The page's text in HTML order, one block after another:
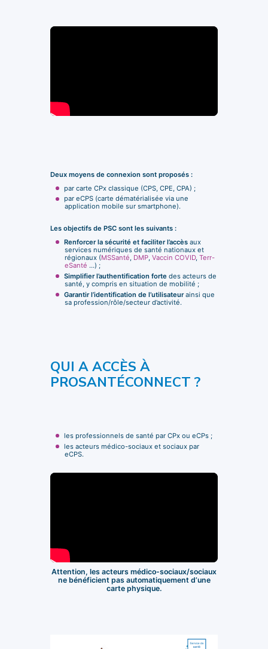
Deux moyens de connexion sont proposés :
par carte CPx classique (CPS, CPE, CPA) ;
par eCPS (carte dématérialisée via une
application mobile sur smartphone).
Les objectifs de PSC sont les suivants :
Renforcer la sécurité et faciliter l’accès aux
services numériques de santé nationaux et
régionaux (MSSanté, DMP, Vaccin COVID, Terr-
eSanté …) ;
Simplifier l’authentification forte des acteurs de
santé, y compris en situation de mobilité ;
Garantir l’identification de l’utilisateurainsi que
sa profession/rôle/secteur d’activité.
QUI A ACCÈS À
PROSANTÉCONNECT ?
les professionnels de santé par CPx ou eCPs ;
les acteurs médico-sociaux et sociaux par
eCPS.
Attention, les acteurs médico-sociaux/sociaux
ne bénéficient pas automatiquement d’une
carte physique.